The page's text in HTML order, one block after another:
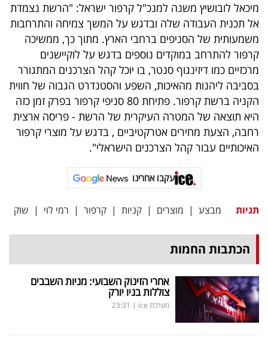
מייל
אדום
פרסמו
באייס
עקבו
אחרינו:
מיכאל לובושיץ משנה למנכ"ל קרפור ישראל: "הרשת נצמדת
אל תכנית העבודה שלה ובדגש על המשך צמיחה והתרחבות
משמעותית של הסניפים ברחבי הארץ. מתוך כך, ממשיכה
קרפור להתרחב במוקדים נוספים בדגש על לוקיישנים
מרכזיים כמו דיזינגוף סנטר, בו יוכל קהל הצרכנים המתגורר
בסביבה ליהנות מהאיכות, השפע והסטנדרט הגבוה של חווית
הקניה ברשת קרפור. פתיחת 80 סניפי קרפור בפרק זמן כזה
היא תוצאה של המטרה העיקרית של הרשת - פריסה ארצית
רחבה, הצעת מחירים אטרקטיביים , בדגש על מוצרי קרפור
האיכותיים עבור קהל הצרכנים הישראלי".
עקבו אחרינו
תגיות מבצע | מוצרים | קניות | קרפור | רמי לוי | שוק
הכתבות החמות
אחרי הזינוק השבועי: מניות השבבים
צוללות בניו יורק
מערכת ice |
23:31